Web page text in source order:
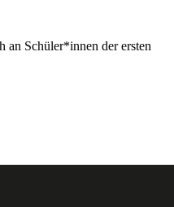
an Schüler*innen der ersten